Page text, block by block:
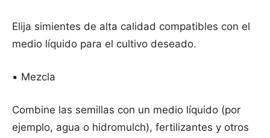
Elija simientes de alta calidad compatibles con el
medio líquido para el cultivo deseado.
▪️ Mezcla
Combine las semillas con un medio líquido (por
ejemplo, agua o hidromulch), fertilizantes y otros